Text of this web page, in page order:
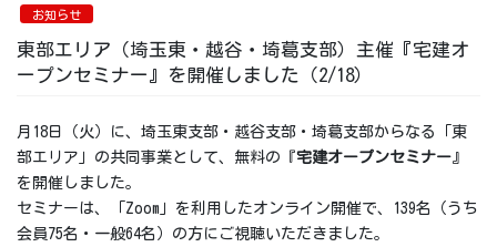
お知らせ
東部エリア（埼玉東・越谷・埼葛支部）主催『宅建オ
ープンセミナー』を開催しました（2/18）
月18日（火）に、埼玉東支部・越谷支部・埼葛支部からなる「東
部エリア」の共同事業として、無料の『宅建オープンセミナー 』
を開催しました。
セミナーは、「Zoom」を利用したオンライン開催で、139名（うち
会員75名・一般64名）の方にご視聴いただきました。